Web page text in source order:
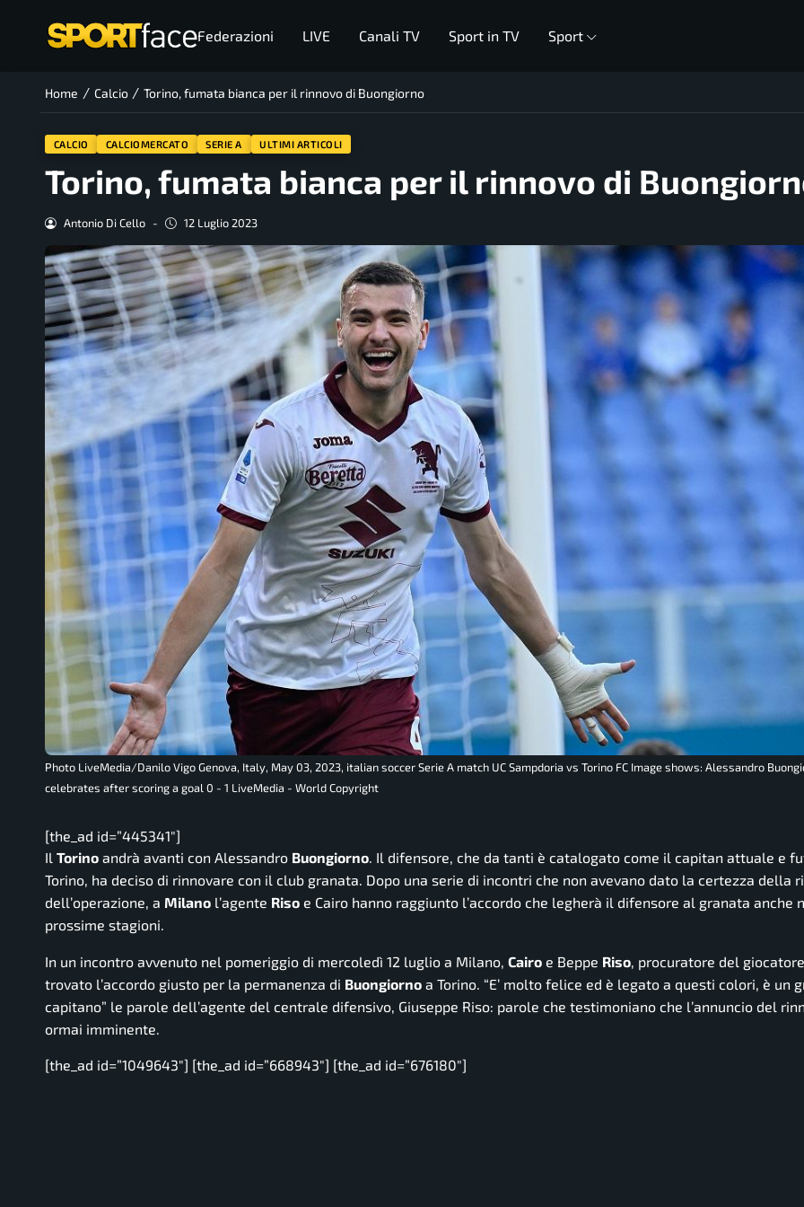
Federazioni LIVE Canali TV Sport in TV Sport
Home / Calcio / Torino, fumata bianca per il rinnovo di Buongiorno
CALCIO CALCIOMERCATO SERIE A ULTIMI ARTICOLI
Torino, fumata bianca per il rinnovo di
Antonio Di Cello - 12 Luglio 2023
Photo LiveMedia/Danilo Vigo Genova, Italy, May 03, 2023, italian soccer Serie A match UC Sampdoria vs Torino FC Image shows: Alessandro
celebrates after scoring a goal 0 - 1 LiveMedia - World Copyright
[the_ad id=”445341″]
Il Torino andrà avanti con Alessandro Buongiorno. Il difensore, che da tanti è catalogato come il capitan attuale e
Torino, ha deciso di rinnovare con il club granata. Dopo una serie di incontri che non avevano dato la certezza della
dell’operazione, a Milano l’agente Riso e Cairo hanno raggiunto l’accordo che legherà il difensore al granata anche
prossime stagioni.
In un incontro avvenuto nel pomeriggio di mercoledì 12 luglio a Milano, Cairo e Beppe Riso, procuratore del
trovato l’accordo giusto per la permanenza di Buongiorno a Torino. “E’ molto felice ed è legato a questi colori, è un
capitano” le parole dell’agente del centrale difensivo, Giuseppe Riso: parole che testimoniano che l’annuncio del
ormai imminente.
[the_ad id=”1049643″] [the_ad id=”668943″] [the_ad id=”676180″]